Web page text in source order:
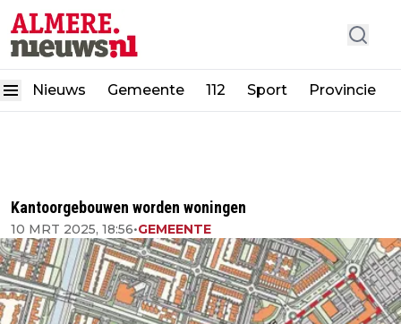
Nieuws Gemeente 112 Sport Provincie
Kantoorgebouwen worden woningen
10 MRT 2025, 18:56•GEMEENTE